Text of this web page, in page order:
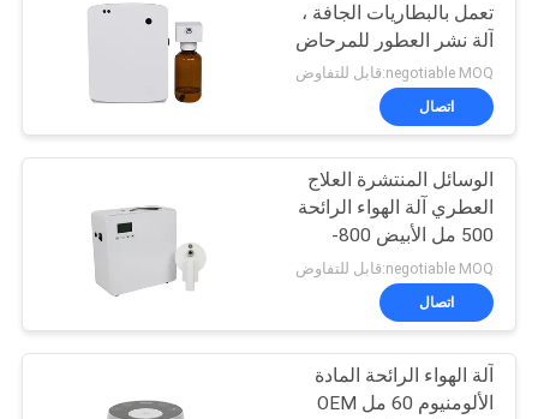
تعمل بالبطاريات الجافة ،
آلة نشر العطور للمرحاض
negotiable MOQ:قابل للتفاوض
اتصال
الوسائل المنتشرة العلاج
العطري آلة الهواء الرائحة
500 مل الأبيض 800-
1200m3 تغطية الرائحة
negotiable MOQ:قابل للتفاوض
اتصال
آلة الهواء الرائحة المادة
الألومنيوم 60 مل OEM